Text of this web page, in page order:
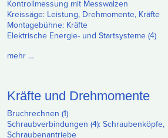
Kontrollmessung mit Messwalzen
Kreissäge: Leistung, Drehmomente, Kräfte
Montagebühne: Kräfte
Elektrische Energie- und Startsysteme (4)
mehr …
Kräfte und Drehmomente
Bruchrechnen (1)
Schraubverbindungen (4): Schraubenköpfe,
Schraubenantriebe